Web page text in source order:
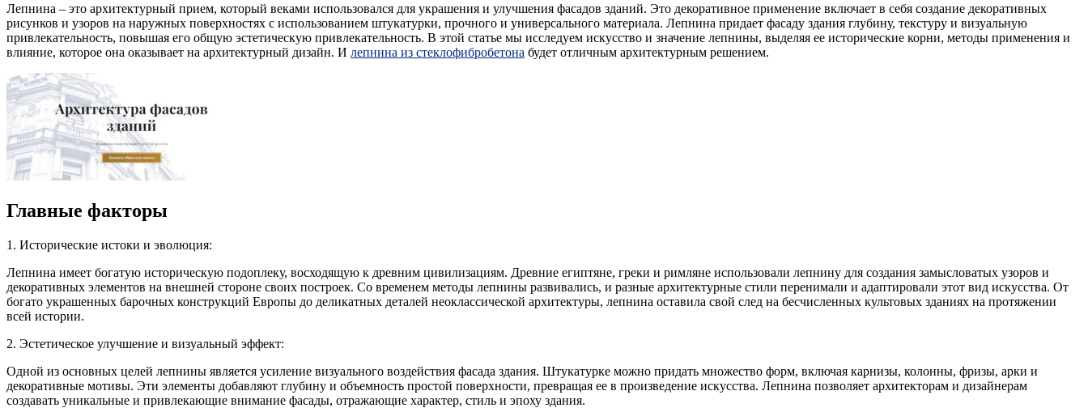
Лепнина – это архитектурный прием, который веками использовался для украшения и улучшения фасадов зданий. Это декоративное применение включает в себя создание декоративных
рисунков и узоров на наружных поверхностях с использованием штукатурки, прочного и универсального материала. Лепнина придает фасаду здания глубину, текстуру и визуальную
привлекательность, повышая его общую эстетическую привлекательность. В этой статье мы исследуем искусство и значение лепнины, выделяя ее исторические корни, методы применения и
влияние, которое она оказывает на архитектурный дизайн. И лепнина из стеклофибробетона будет отличным архитектурным решением.
Главные факторы
1. Исторические истоки и эволюция:
Лепнина имеет богатую историческую подоплеку, восходящую к древним цивилизациям. Древние египтяне, греки и римляне использовали лепнину для создания замысловатых узоров и
декоративных элементов на внешней стороне своих построек. Со временем методы лепнины развивались, и разные архитектурные стили перенимали и адаптировали этот вид искусства. От
богато украшенных барочных конструкций Европы до деликатных деталей неоклассической архитектуры, лепнина оставила свой след на бесчисленных культовых зданиях на протяжении
всей истории.
2. Эстетическое улучшение и визуальный эффект:
Одной из основных целей лепнины является усиление визуального воздействия фасада здания. Штукатурке можно придать множество форм, включая карнизы, колонны, фризы, арки и
декоративные мотивы. Эти элементы добавляют глубину и объемность простой поверхности, превращая ее в произведение искусства. Лепнина позволяет архитекторам и дизайнерам
создавать уникальные и привлекающие внимание фасады, отражающие характер, стиль и эпоху здания.